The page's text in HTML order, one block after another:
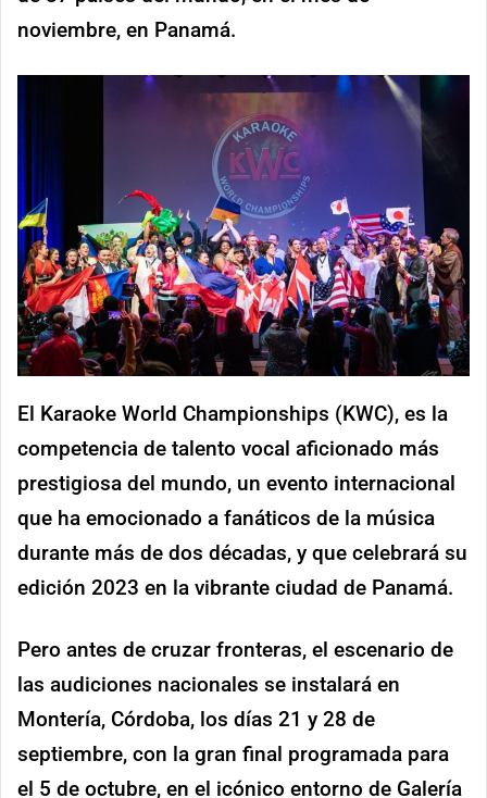
noviembre, en Panamá.
El Karaoke World Championships (KWC), es la
competencia de talento vocal aficionado más
prestigiosa del mundo, un evento internacional
que ha emocionado a fanáticos de la música
durante más de dos décadas, y que celebrará su
edición 2023 en la vibrante ciudad de Panamá.
Pero antes de cruzar fronteras, el escenario de
las audiciones nacionales se instalará en
Montería, Córdoba, los días 21 y 28 de
septiembre, con la gran final programada para
el 5 de octubre, en el icónico entorno de Galería